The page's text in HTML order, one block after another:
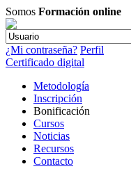
Somos Formación online
¿Mi contraseña? Perfil
Certificado digital
Metodología
Inscripción
Bonificación
Cursos
Noticias
Recursos
Contacto